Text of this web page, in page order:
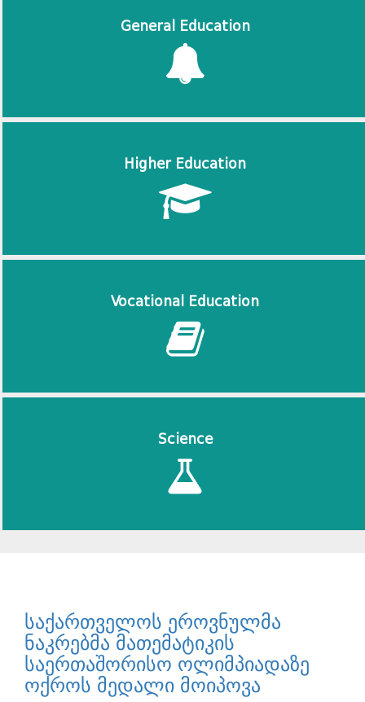
General Education
Higher Education
Vocational Education
Science
საქართველოს ეროვნულმა
ნაკრებმა მათემატიკის
საერთაშორისო ოლიმპიადაზე
ოქროს მედალი მოიპოვა